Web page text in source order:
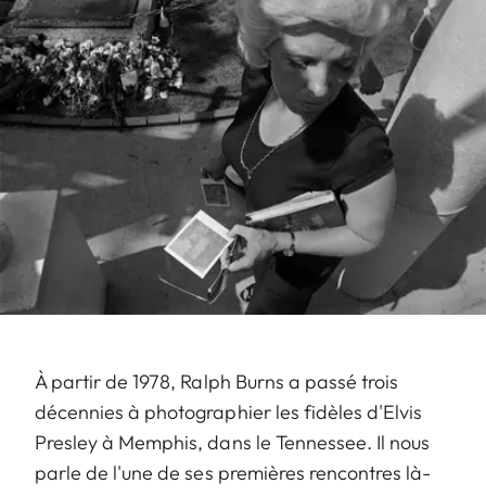
À partir de 1978, Ralph Burns a passé trois
décennies à photographier les fidèles d'Elvis
Presley à Memphis, dans le Tennessee. Il nous
parle de l'une de ses premières rencontres là-